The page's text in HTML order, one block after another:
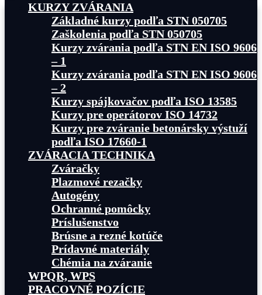
KURZY ZVÁRANIA
Základné kurzy podľa STN 050705
Zaškolenia podľa STN 050705
Kurzy zvárania podľa STN EN ISO 9606
– 1
Kurzy zvárania podľa STN EN ISO 9606
– 2
Kurzy spájkovačov podľa ISO 13585
Kurzy pre operátorov ISO 14732
Kurzy pre zváranie betonársky výstuží
podľa ISO 17660-1
ZVÁRACIA TECHNIKA
Zváračky
Plazmové rezačky
Autogény
Ochranné pomôcky
Príslušenstvo
Brúsne a rezné kotúče
Prídavné materiály
Chémia na zváranie
WPQR, WPS
PRACOVNÉ POZÍCIE